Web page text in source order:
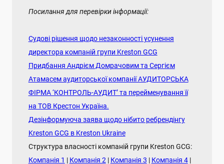
Посилання для перевірки інформації:
Судові рішення щодо незаконності усунення
директора компаній групи Kreston GCG
Придбання Андрієм Домрачовим та Сергієм
Атамасем аудиторської компанії АУДИТОРСЬКА
ФІРМА ‘КОНТРОЛЬ-АУДИТ’ та перейменування її
на ТОВ Крестон Україна.
Дезінформуюча заява щодо нібито ребрендінгу
Kreston GCG в Kreston Ukraine
Структура власності компаній групи Kreston GCG:
Компанія 1 | Компанія 2| Компанія 3 | Компанія 4|